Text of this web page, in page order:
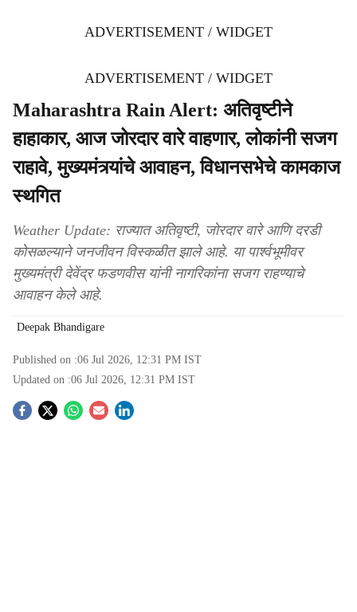
ADVERTISEMENT / WIDGET
ADVERTISEMENT / WIDGET
Maharashtra Rain Alert: अतिवृष्टीने
हाहाकार, आज जोरदार वारे वाहणार, लोकांनी सजग
राहावे, मुख्यमंत्र्यांचे आवाहन, विधानसभेचे कामकाज
स्थगित
Weather Update: राज्यात अतिवृष्टी, जोरदार वारे आणि दरडी
कोसळल्याने जनजीवन विस्कळीत झाले आहे. या पार्श्वभूमीवर
मुख्यमंत्री देवेंद्र फडणवीस यांनी नागरिकांना सजग राहण्याचे
आवाहन केले आहे.
Deepak Bhandigare
Published on :06 Jul 2026, 12:31 PM IST
Updated on :06 Jul 2026, 12:31 PM IST
S